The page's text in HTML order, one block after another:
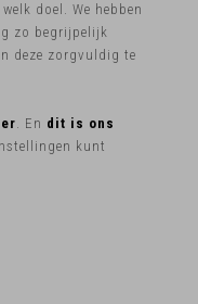
doel. We hebben
zo begrijpelijk
deze zorgvuldig te
. En dit is ons
kunt